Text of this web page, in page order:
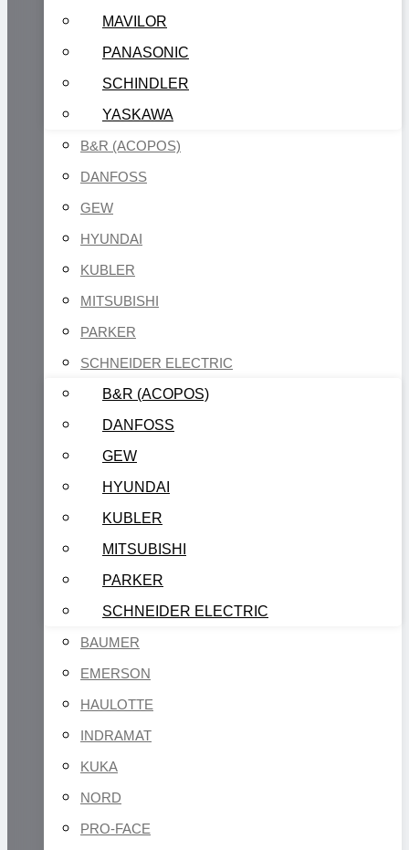
MAVILOR
PANASONIC
SCHINDLER
YASKAWA
B&R (ACOPOS)
DANFOSS
GEW
HYUNDAI
KUBLER
MITSUBISHI
PARKER
SCHNEIDER ELECTRIC
B&R (ACOPOS)
DANFOSS
GEW
HYUNDAI
KUBLER
MITSUBISHI
PARKER
SCHNEIDER ELECTRIC
BAUMER
EMERSON
HAULOTTE
INDRAMAT
KUKA
NORD
PRO-FACE